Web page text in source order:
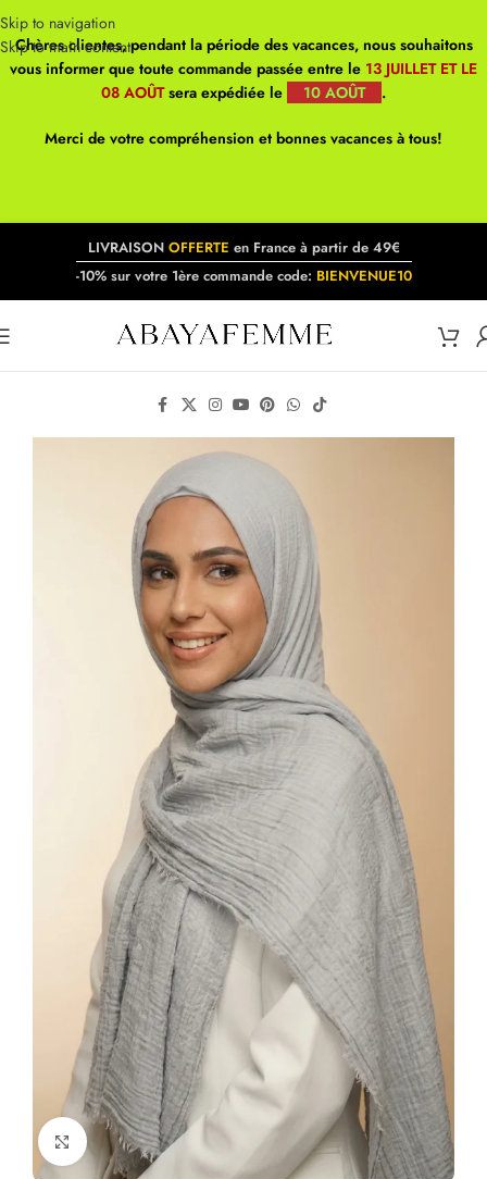
Skip to navigation
Skip to main content
Chères clientes, pendant la période des vacances, nous souhaitons
vous informer que toute commande passée entre le 13 JUILLET ET LE
08 AOÛTsera expédiée le 10 AOÛT .
Merci de votre compréhension et bonnes vacances à tous!
LIVRAISON OFFERTE en France à partir de 49€
-10% sur votre 1ère commande code: BIENVENUE10
Click to enlarge